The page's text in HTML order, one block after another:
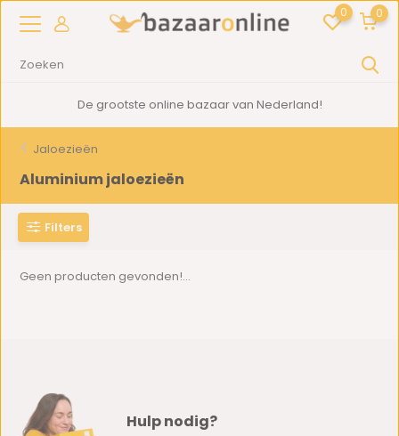
0 0
De grootste online bazaar van Nederland!
Jaloezieën
Aluminium jaloezieën
Filters
Geen producten gevonden!...
Hulp nodig?